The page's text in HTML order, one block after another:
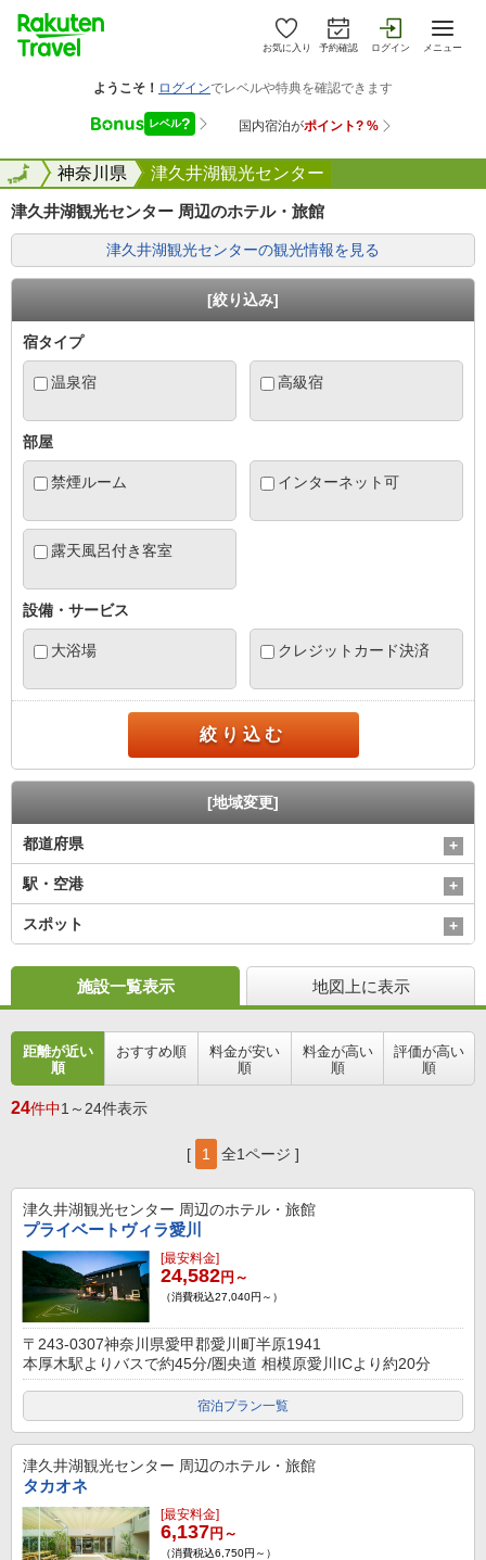
お気に入り 予約確認 ログイン メニュー
全国神奈川県 津久井湖観光センター
全国
津久井湖観光センター 周辺のホテル・旅館
津久井湖観光センターの観光情報を見る
[絞り込み]
宿タイプ
温泉宿 高級宿
部屋
禁煙ルーム インターネット可
露天風呂付き客室
設備・サービス
大浴場 クレジットカード決済
絞り込む
[地域変更]
都道府県
駅・空港
スポット
施設一覧表示 地図上に表示
距離が近い
順
おすすめ順
料金が安い
順
料金が高い
順
評価が高い
順
24件中1～24件表示
[ 1 全1ページ ]
津久井湖観光センター 周辺のホテル・旅館
プライベートヴィラ愛川
[最安料金]
24,582円～
（消費税込27,040円～）
〒243-0307神奈川県愛甲郡愛川町半原1941
本厚木駅よりバスで約45分/圏央道 相模原愛川ICより約20分
宿泊プラン一覧
津久井湖観光センター 周辺のホテル・旅館
タカオネ
[最安料金]
6,137円～
（消費税込6,750円～）